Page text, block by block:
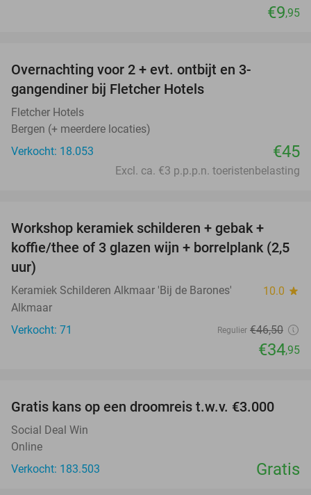
€9,95
Overnachting voor 2 + evt. ontbijt en 3-
gangendiner bij Fletcher Hotels
Fletcher Hotels
Bergen (+ meerdere locaties)
Verkocht: 18.053
€45
Excl. ca. €3 p.p.p.n. toeristenbelasting
Workshop keramiek schilderen + gebak +
koffie/thee of 3 glazen wijn + borrelplank (2,5
uur)
Keramiek Schilderen Alkmaar 'Bij de Barones' 10.0 star
Alkmaar
Verkocht: 71
Regulier €46,50
€34,95
Gratis kans op een droomreis t.w.v. €3.000
Social Deal Win
Online
Verkocht: 183.503
Gratis